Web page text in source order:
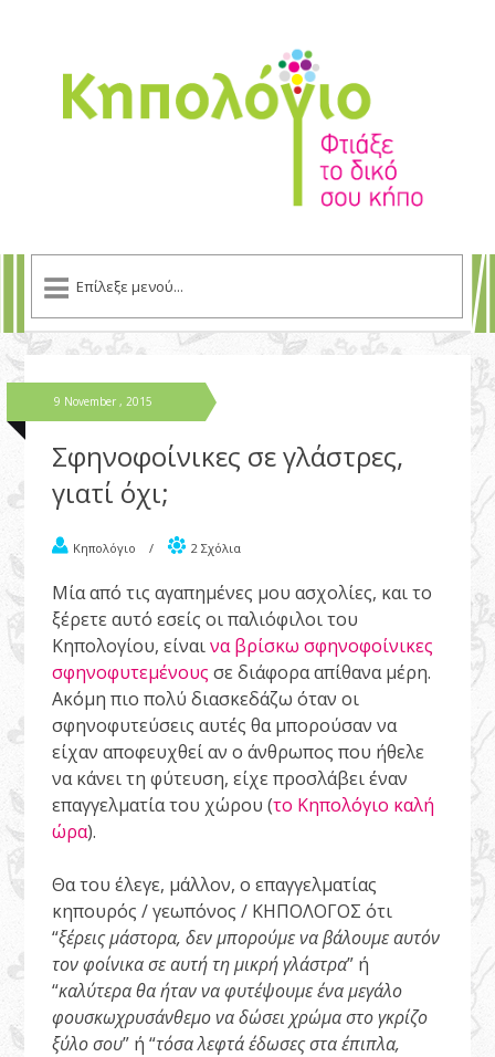
9 November , 2015
Σφηνοφοίνικες σε γλάστρες,
γιατί όχι;
Κηπολόγιο / 2 Σχόλια
Μία από τις αγαπημένες μου ασχολίες, και το
ξέρετε αυτό εσείς οι παλιόφιλοι του
Κηπολογίου, είναινα βρίσκω σφηνοφοίνικες
σφηνοφυτεμένους σε διάφορα απίθανα μέρη.
Ακόμη πιο πολύ διασκεδάζω όταν οι
σφηνοφυτεύσεις αυτές θα μπορούσαν να
είχαν αποφευχθεί αν ο άνθρωπος που ήθελε
να κάνει τη φύτευση, είχε προσλάβει έναν
επαγγελματία του χώρου (το Κηπολόγιο καλή
ώρα).
Θα του έλεγε, μάλλον, ο επαγγελματίας
κηπουρός / γεωπόνος / ΚΗΠΟΛΟΓΟΣ ότι
“ξέρεις μάστορα, δεν μπορούμε να βάλουμε αυτόν
τον φοίνικα σε αυτή τη μικρή γλάστρα” ή
“καλύτερα θα ήταν να φυτέψουμε ένα μεγάλο
φουσκωχρυσάνθεμο να δώσει χρώμα στο γκρίζο
ξύλο σου” ή “τόσα λεφτά έδωσες στα έπιπλα,